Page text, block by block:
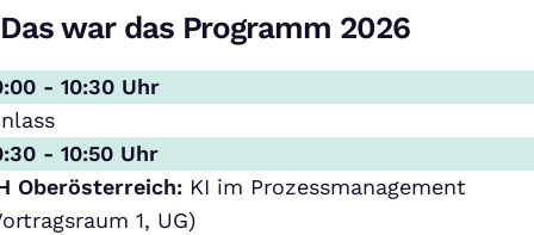
Das war das Programm 2026
- 10:30 Uhr
- 10:50 Uhr
Oberösterreich: KI im Prozessmanagement
1, UG)